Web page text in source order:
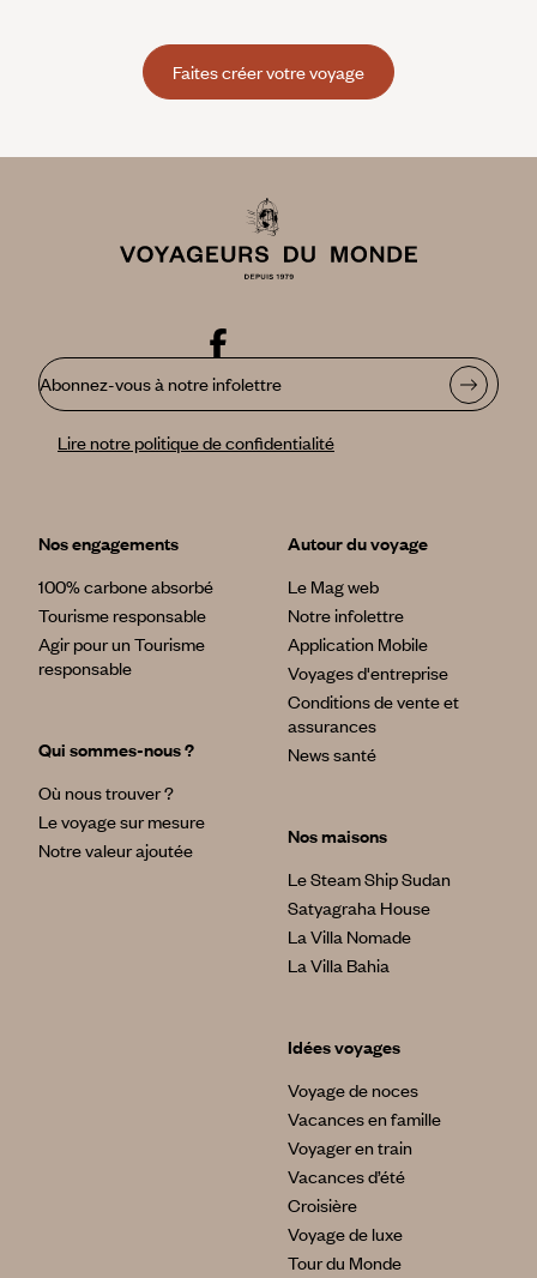
C’est le frémissement des chevaux. Un frisson qui parcourt
la steppe avant le jour. L’impression que le jour monte seul
des herbes rases. Une lumière de commencement du
façon de piaffer soudain. C’est le ciel qui répond à la terre,
Célestes. C’est la fine pellicule de givre sur la toile tendue
des yourtes, et la fumée qui s’échappe des poêles dans un
parfum de cendre et d’humus. Cette hampe légère qui se
dissout lentement dans l’azur. C’est un vol de faucons, au
Mouvement sauvage, élégant, racé. Nulle menace,
seulement deux mondes en lisières que l’aube rassemble
dans sa lumière pour un instant de pure magie. La présence
des loups.
Faites créer votre voyage
Abonnez-vous à notre infolettre
Lire notre politique de confidentialité
Nos engagements
100% carbone absorbé
Tourisme responsable
Agir pour un Tourisme
responsable
Qui sommes-nous ?
Où nous trouver ?
Le voyage sur mesure
Notre valeur ajoutée
Autour du voyage
Le Mag web
Notre infolettre
Application Mobile
Voyages d'entreprise
Conditions de vente et
assurances
News santé
Nos maisons
Le Steam Ship Sudan
Satyagraha House
La Villa Nomade
La Villa Bahia
Idées voyages
Voyage de noces
Vacances en famille
Voyager en train
Vacances d’été
Croisière
Voyage de luxe
Tour du Monde